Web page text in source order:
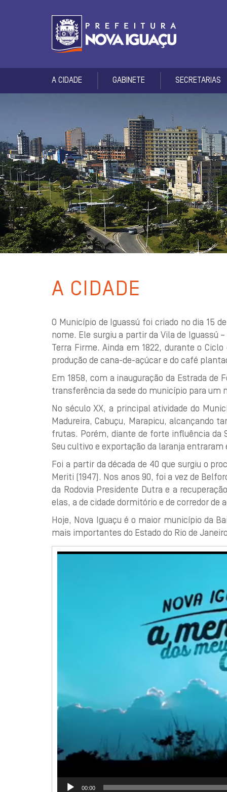
A CIDADE GABINETE SECRETARIAS
A CIDADE
O Município de Iguassú foi criado no dia 15
nome. Ele surgiu a partir da Vila de Iguassú
Terra Firme. Ainda em 1822, durante o
produção de cana-de-açúcar e do café
Em 1858, com a inauguração da Estrada
transferência da sede do município para um
No século XX, a principal atividade do
Madureira, Cabuçu, Marapicu, alcançando
frutas. Porém, diante de forte influência da
Seu cultivo e exportação da laranja
Foi a partir da década de 40 que surgiu o
Meriti (1947). Nos anos 90, foi a vez de
da Rodovia Presidente Dutra e a
elas, a de cidade dormitório e de corredor de
Hoje, Nova Iguaçu é o maior município da
mais importantes do Estado do Rio de
Tocador
00:00